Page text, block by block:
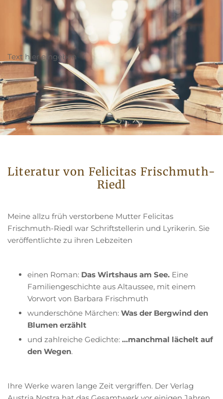
Text hier eingeben
Literatur von Felicitas Frischmuth-
Riedl
Meine allzu früh verstorbene Mutter Felicitas
Frischmuth-Riedl war Schriftstellerin und Lyrikerin. Sie
veröffentlichte zu ihren Lebzeiten
einen Roman: Das Wirtshaus am See. Eine
Familiengeschichte aus Altaussee, mit einem
Vorwort von Barbara Frischmuth
wunderschöne Märchen: Was der Bergwind den
Blumen erzählt
und zahlreiche Gedichte: ...manchmal lächelt auf
den Wegen.
Ihre Werke waren lange Zeit vergriffen. Der Verlag